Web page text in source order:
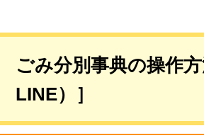
ごみ分別事典の操作
LINE）］